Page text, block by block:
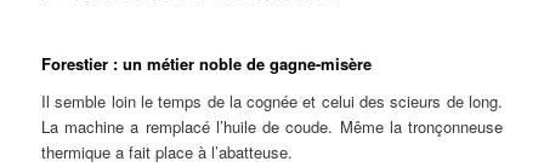
Forestier : un métier noble de gagne-misère
Il semble loin le temps de la cognée et celui des scieurs de long.
La machine a remplacé l’huile de coude. Même la tronçonneuse
thermique a fait place à l’abatteuse.